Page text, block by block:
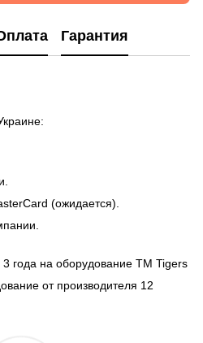
Гарантия
(ожидается).
3 года на оборудование TM Tigers
от производителя 12